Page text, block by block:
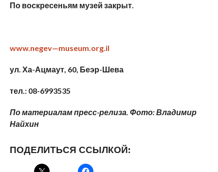
По воскресеньям музей закрыт.
www.negev—museum.org.il
ул. Ха-Ацмаут, 60, Беэр-Шева
тел.: 08-6993535
По материалам пресс-релиза. Фото: Владимир
Найхин
ПОДЕЛИТЬСЯ ССЫЛКОЙ: